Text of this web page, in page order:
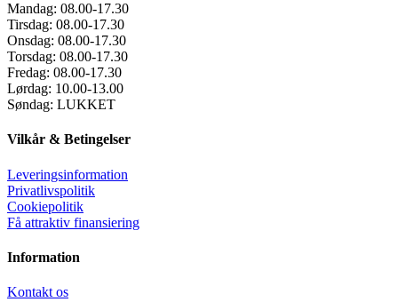
Mandag: 08.00-17.30
Tirsdag: 08.00-17.30
Onsdag: 08.00-17.30
Torsdag: 08.00-17.30
Fredag: 08.00-17.30
Lørdag: 10.00-13.00
Søndag: LUKKET
Vilkår & Betingelser
Leveringsinformation
Privatlivspolitik
Cookiepolitik
Få attraktiv finansiering
Information
Kontakt os